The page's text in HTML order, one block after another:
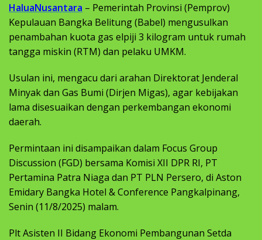
HaluaNusantara – Pemerintah Provinsi (Pemprov)
Kepulauan Bangka Belitung (Babel) mengusulkan
penambahan kuota gas elpiji 3 kilogram untuk rumah
tangga miskin (RTM) dan pelaku UMKM.
Usulan ini, mengacu dari arahan Direktorat Jenderal
Minyak dan Gas Bumi (Dirjen Migas), agar kebijakan
lama disesuaikan dengan perkembangan ekonomi
daerah.
Permintaan ini disampaikan dalam Focus Group
Discussion (FGD) bersama Komisi XII DPR RI, PT
Pertamina Patra Niaga dan PT PLN Persero, di Aston
Emidary Bangka Hotel & Conference Pangkalpinang,
Senin (11/8/2025) malam.
Plt Asisten II Bidang Ekonomi Pembangunan Setda